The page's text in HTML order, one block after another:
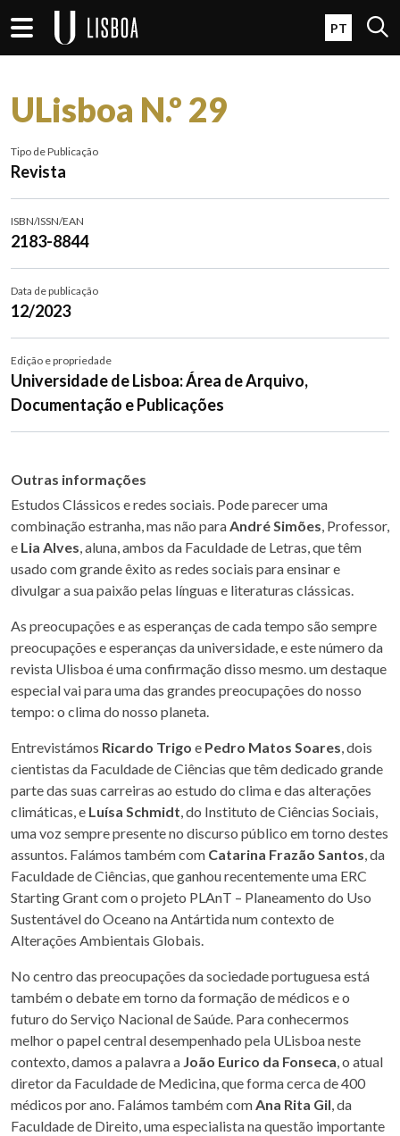
Passar para o conteúdo principal
PT Open
ULisboa N.º 29
Tipo de Publicação
Revista
ISBN/ISSN/EAN
2183-8844
Data de publicação
12/2023
Edição e propriedade
Universidade de Lisboa: Área de Arquivo,
Documentação e Publicações
Outras informações
Estudos Clássicos e redes sociais. Pode parecer uma
combinação estranha, mas não paraAndré Simões, Professor,
e Lia Alves, aluna, ambos da Faculdade de Letras, que têm
usado com grande êxito as redes sociais para ensinar e
divulgar a sua paixão pelas línguas e literaturas clássicas.
As preocupações e as esperanças de cada tempo são sempre
preocupações e esperanças da universidade, e este número da
revista Ulisboa é uma confirmação disso mesmo. um destaque
especial vai para uma das grandes preocupações do nosso
tempo: o clima do nosso planeta.
Entrevistámos Ricardo Trigo e Pedro Matos Soares, dois
cientistas da Faculdade de Ciências que têm dedicado grande
parte das suas carreiras ao estudo do clima e das alterações
climáticas, e Luísa Schmidt, do Instituto de Ciências Sociais,
uma voz sempre presente no discurso público em torno destes
assuntos. Falámos também com Catarina Frazão Santos, da
Faculdade de Ciências, que ganhou recentemente uma ERC
Starting Grant com o projeto PLAnT – Planeamento do Uso
Sustentável do Oceano na Antártida num contexto de
Alterações Ambientais Globais.
No centro das preocupações da sociedade portuguesa está
também o debate em torno da formação de médicos e o
futuro do Serviço Nacional de Saúde. Para conhecermos
melhor o papel central desempenhado pela ULisboa neste
contexto, damos a palavra a João Eurico da Fonseca, o atual
diretor da Faculdade de Medicina, que forma cerca de 400
médicos por ano. Falámos também comAna Rita Gil, da
Faculdade de Direito, uma especialista na questão importante